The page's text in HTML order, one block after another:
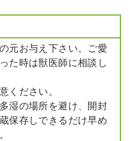
元お与え下さい。ご愛
た時は獣医師に相談し
ください。
湿の場所を避け、開封
保存しできるだけ早め